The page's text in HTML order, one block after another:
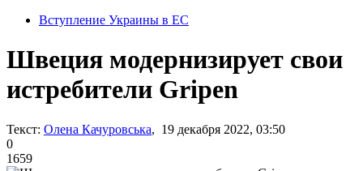
Вступление Украины в ЕС
Швеция модернизирует свои
истребители Gripen
Текст: Олена Качуровська, 19 декабря 2022, 03:50
0
1659